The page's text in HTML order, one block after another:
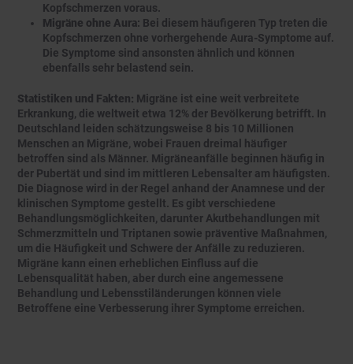
Kopfschmerzen voraus.
Migräne ohne Aura: Bei diesem häufigeren Typ treten die
Kopfschmerzen ohne vorhergehende Aura-Symptome auf.
Die Symptome sind ansonsten ähnlich und können
ebenfalls sehr belastend sein.
Statistiken und Fakten: Migräne ist eine weit verbreitete
Erkrankung, die weltweit etwa 12% der Bevölkerung betrifft. In
Deutschland leiden schätzungsweise 8 bis 10 Millionen
Menschen an Migräne, wobei Frauen dreimal häufiger
betroffen sind als Männer. Migräneanfälle beginnen häufig in
der Pubertät und sind im mittleren Lebensalter am häufigsten.
Die Diagnose wird in der Regel anhand der Anamnese und der
klinischen Symptome gestellt. Es gibt verschiedene
Behandlungsmöglichkeiten, darunter Akutbehandlungen mit
Schmerzmitteln und Triptanen sowie präventive Maßnahmen,
um die Häufigkeit und Schwere der Anfälle zu reduzieren.
Migräne kann einen erheblichen Einfluss auf die
Lebensqualität haben, aber durch eine angemessene
Behandlung und Lebensstiländerungen können viele
Betroffene eine Verbesserung ihrer Symptome erreichen.